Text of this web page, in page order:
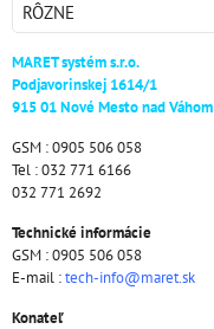
RÔZNE
MARET systém s.r.o.
Podjavorinskej 1614/1
915 01 Nové Mesto nad Váhom
GSM : 0905 506 058
Tel : 032 771 6166
032 771 2692
Technické informácie
GSM : 0905 506 058
E-mail :tech-info@maret.sk
Konateľ